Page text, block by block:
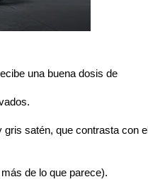
una buena dosis de
satén, que contrasta con el
de lo que parece).